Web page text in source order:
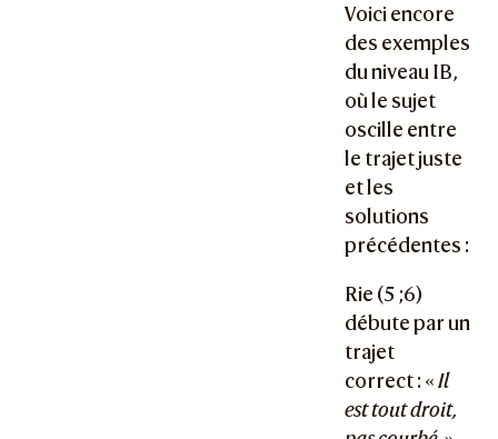
Voici encore
des exemples
du niveau IB,
où le sujet
oscille entre
le trajet juste
et les
solutions
précédentes :
Rie (5 ;6)
débute par un
trajet
correct : «Il
est tout droit,